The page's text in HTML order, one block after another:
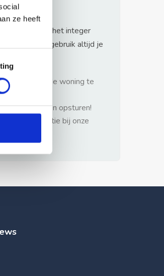
ze heeft
waarde aan het integer
maar gebruik altijd je
zonder de woning te
documenten opsturen!
de advertentie bij onze